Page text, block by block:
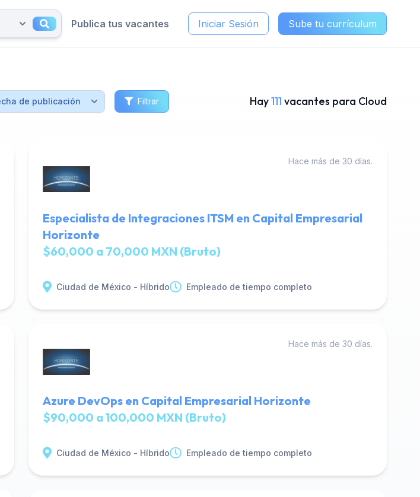
Publica tus vacantes Iniciar Sesión Sube tu currículum
Filtrar Hay111 vacantes para Cloud
Hace más de 30 días.
Especialista de Integraciones ITSM en Capital Empresarial
Horizonte
$60,000 a 70,000 MXN (Bruto)
Ciudad de México - Híbrido Empleado de tiempo completo
Hace más de 30 días.
Azure DevOps en Capital Empresarial Horizonte
$90,000 a 100,000 MXN (Bruto)
Ciudad de México - Híbrido Empleado de tiempo completo